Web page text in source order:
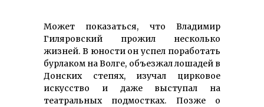
Может показаться, что Владимир
Гиляровский прожил несколько
жизней. В юности он успел поработать
бурлаком на Волге, объезжал лошадей в
Донских степях, изучал цирковое
искусство и даже выступал на
театральных подмостках. Позже о